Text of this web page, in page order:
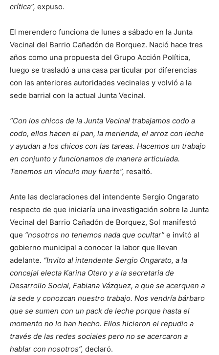
crítica”, expuso.
El merendero funciona de lunes a sábado en la Junta
Vecinal del Barrio Cañadón de Borquez. Nació hace tres
años como una propuesta del Grupo Acción Política,
luego se trasladó a una casa particular por diferencias
con las anteriores autoridades vecinales y volvió a la
sede barrial con la actual Junta Vecinal.
“Con los chicos de la Junta Vecinal trabajamos codo a
codo, ellos hacen el pan, la merienda, el arroz con leche
y ayudan a los chicos con las tareas. Hacemos un trabajo
en conjunto y funcionamos de manera articulada.
Tenemos un vínculo muy fuerte”, resaltó.
Ante las declaraciones del intendente Sergio Ongarato
respecto de que iniciaría una investigación sobre la Junta
Vecinal del Barrio Cañadón de Borquez, Sol manifestó
que “nosotros no tenemos nada que ocultar” e invitó al
gobierno municipal a conocer la labor que llevan
adelante. “Invito al intendente Sergio Ongarato, a la
concejal electa Karina Otero y a la secretaria de
Desarrollo Social, Fabiana Vázquez, a que se acerquen a
la sede y conozcan nuestro trabajo. Nos vendría bárbaro
que se sumen con un pack de leche porque hasta el
momento no lo han hecho. Ellos hicieron el repudio a
través de las redes sociales pero no se acercaron a
hablar con nosotros”, declaró.